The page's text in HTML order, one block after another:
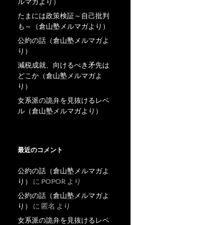
たまには政策検証～自己批判
も～（倉山塾メルマガより）
公約の話（倉山塾メルマガよ
り）
減税成就、向けるべき矛先は
どこか（倉山塾メルマガよ
り）
女系派の詭弁を見抜けるレベ
ル（倉山塾メルマガより）
最近のコメント
公約の話（倉山塾メルマガよ
り）
に POPOR より
公約の話（倉山塾メルマガよ
り）
に 匿名 より
女系派の詭弁を見抜けるレベ